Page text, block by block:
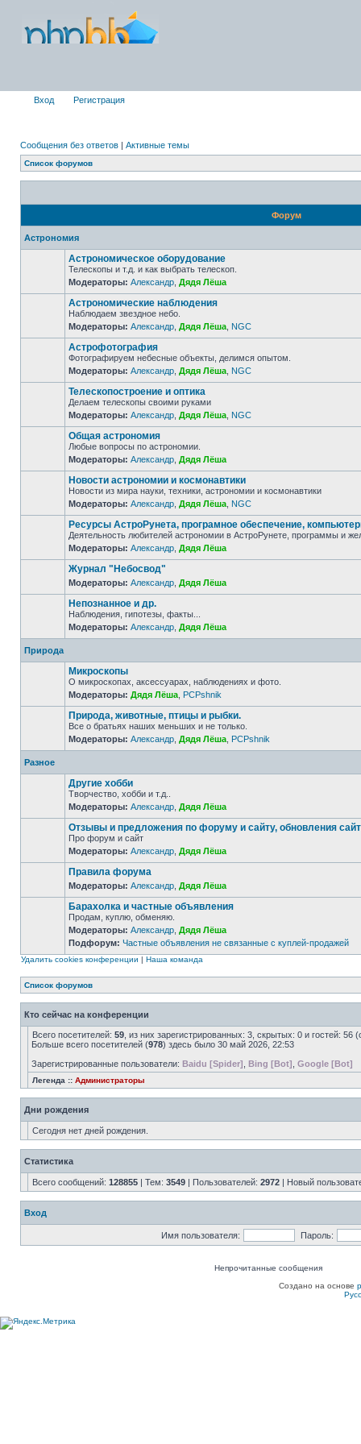
Вход Регистрация
Сообщения без ответов | Активные темы
Список форумов
Форум
Астрономия
Астрономическое оборудование
Телескопы и т.д. и как выбрать телескоп.
Модераторы: Александр Дядя Лёша
Астрономические наблюдения
Наблюдаем звездное небо.
Модераторы: Александр Дядя Лёша NGC
Астрофотография
Фотографируем небесные объекты, делимся опытом.
Модераторы: Александр Дядя Лёша NGC
Телескопостроение и оптика
Делаем телескопы своими руками
Модераторы: Александр Дядя Лёша NGC
Общая астрономия
Любые вопросы по астрономии.
Модераторы: Александр Дядя Лёша
Новости астрономии и космонавтики
Новости из мира науки, техники, астрономии и космонавтики
Модераторы: Александр Дядя Лёша NGC
Ресурсы АстроРунета, програмное обеспечение,
Деятельность любителей астрономии в АстроРунете, программы и
Модераторы: Александр Дядя Лёша
Журнал "Небосвод"
Модераторы: Александр Дядя Лёша
Непознанное и др.
Наблюдения, гипотезы, факты...
Модераторы: Александр Дядя Лёша
Природа
Микроскопы
О микроскопах, аксессуарах, наблюдениях и фото.
Модераторы: Дядя Лёша PCPshnik
Природа, животные, птицы и рыбки.
Все о братьях наших меньших и не только.
Модераторы: Александр Дядя Лёша PCPshnik
Разное
Другие хобби
Творчество, хобби и т.д..
Модераторы: Александр Дядя Лёша
Отзывы и предложения по форуму и сайту, обновления
Про форум и сайт
Модераторы: Александр Дядя Лёша
Правила форума
Модераторы: Александр Дядя Лёша
Барахолка и частные объявления
Продам, куплю, обменяю.
Модераторы: Александр Дядя Лёша
Подфорум: Частные объявления не связанные с куплей-продажей
Удалить cookies конференции | Наша команда
Список форумов
Кто сейчас на конференции
Всего посетителей: 59 , из них зарегистрированных: 3, скрытых: 0 и гостей:
Больше всего посетителей (978) здесь было 30 май 2026, 22:53
Зарегистрированные пользователи: Baidu [Spider] Bing [Bot] Google [Bot]
Легенда :: Администраторы
Дни рождения
Сегодня нет дней рождения.
Статистика
Всего сообщений: 128855 | Тем: 3549 | Пользователей: 2972 | Новый
Вход
Имя пользователя: Пароль:
Непрочитанные сообщения
Создано на основе